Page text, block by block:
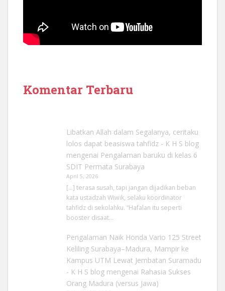
Komentar Terbaru
Libatkan Allah dalam Segalanya, ceritaku
lolos dapat beasiswa tahfidz - K H S blog
mengenai Pengalaman baruku di kelas 6
SDIT Permata Surabaya
April 5, 2026
[…] terasa susah, tapi jangan dijadikan beban
kata ustadzah Wiwik, selaku koordinator
tahfidz di sekolahku. “Hafalan itu seperti
booster disaat…
Pengalaman Naik Honda Vario 125 Street
Keliling Surabaya–Madura, Mampir ke
Kampus UTM Lewat Jembatan Suramadu
- K H S blogmengenai Rahasia Sukses
Orang Madura (versus Jawa)